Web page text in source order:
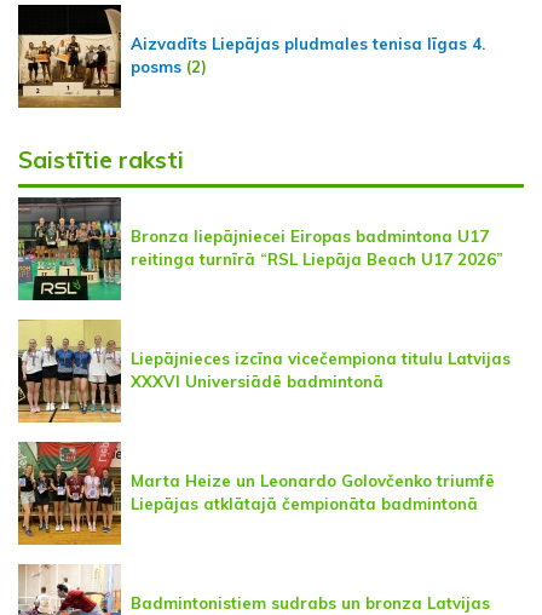
Aizvadīts Liepājas pludmales tenisa līgas 4.
posms (2)
Saistītie raksti
Bronza liepājniecei Eiropas badmintona U17
reitinga turnīrā “RSL Liepāja Beach U17 2026”
Liepājnieces izcīna vicečempiona titulu Latvijas
XXXVI Universiādē badmintonā
Marta Heize un Leonardo Golovčenko triumfē
Liepājas atklātajā čempionāta badmintonā
Badmintonistiem sudrabs un bronza Latvijas